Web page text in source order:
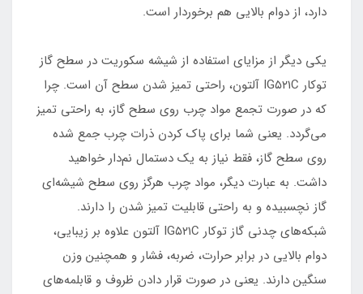
دارد، از دوام بالایی هم برخوردار است.
یکی دیگر از مزایای استفاده از شیشه‌ سکوریت در سطح گاز
توکار IG۵۲۱C آلتون، راحتی تمیز شدن سطح آن است. چرا
که در صورت تجمع مواد چرب روی سطح گاز، به راحتی تمیز
می‌گردد. یعنی شما برای پاک کردن ذرات چرب جمع شده
روی سطح گاز، فقط نیاز به یک دستمال نم‌دار خواهید
داشت. به عبارت دیگر، مواد چرب هرگز روی سطح شیشه‌ای
گاز نچسبیده و به راحتی قابلیت تمیز شدن را دارند.
شبکه‌های چدنی گاز توکار IG۵۲۱C آلتون علاوه بر زیبایی،
دوام بالایی در برابر حرارت، ضربه، فشار و همچنین وزن
سنگین دارند. یعنی در صورت قرار دادن ظروف و قابلمه‌های